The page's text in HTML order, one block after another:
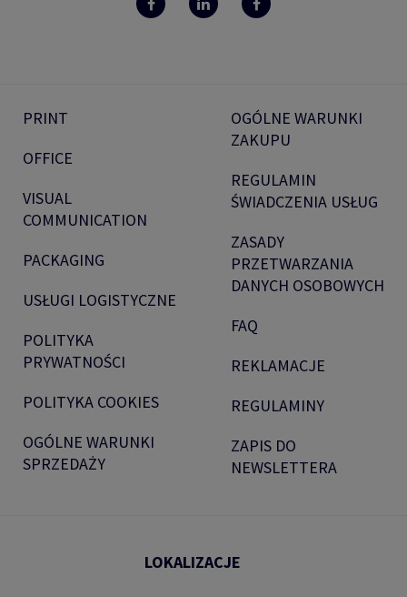
PRINT
OFFICE
VISUAL
COMMUNICATION
PACKAGING
USŁUGI LOGISTYCZNE
POLITYKA
PRYWATNOŚCI
POLITYKA COOKIES
OGÓLNE WARUNKI
SPRZEDAŻY
OGÓLNE WARUNKI
ZAKUPU
REGULAMIN
ŚWIADCZENIA USŁUG
ZASADY
PRZETWARZANIA
DANYCH OSOBOWYCH
FAQ
REKLAMACJE
REGULAMINY
ZAPIS DO
NEWSLETTERA
LOKALIZACJE